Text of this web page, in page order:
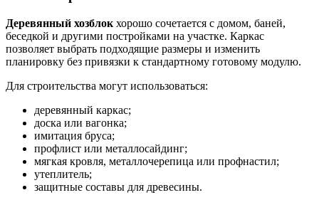
Деревянный хозблок хорошо сочетается с домом, баней,
беседкой и другими постройками на участке. Каркас
позволяет выбрать подходящие размеры и изменить
планировку без привязки к стандартному готовому модулю.
Для строительства могут использоваться:
деревянный каркас;
доска или вагонка;
имитация бруса;
профлист или металлосайдинг;
мягкая кровля, металлочерепица или профнастил;
утеплитель;
защитные составы для древесины.